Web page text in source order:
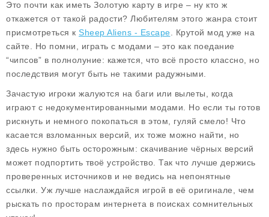
Это почти как иметь Золотую карту в игре – ну кто ж
откажется от такой радости? Любителям этого жанра стоит
присмотреться к Sheep Aliens - Escape . Крутой мод уже на
сайте. Но помни, играть с модами – это как поедание
“чипсов” в полнолуние: кажется, что всё просто классно, но
последствия могут быть не такими радужными.
Зачастую игроки жалуются на баги или вылеты, когда
играют с недокументированными модами. Но если ты готов
рискнуть и немного покопаться в этом, гуляй смело! Что
касается взломанных версий, их тоже можно найти, но
здесь нужно быть осторожным: скачивание чёрных версий
может подпортить твоё устройство. Так что лучше держись
проверенных источников и не ведись на непонятные
ссылки. Уж лучше наслаждайся игрой в её оригинале, чем
рыскать по просторам интернета в поисках сомнительных